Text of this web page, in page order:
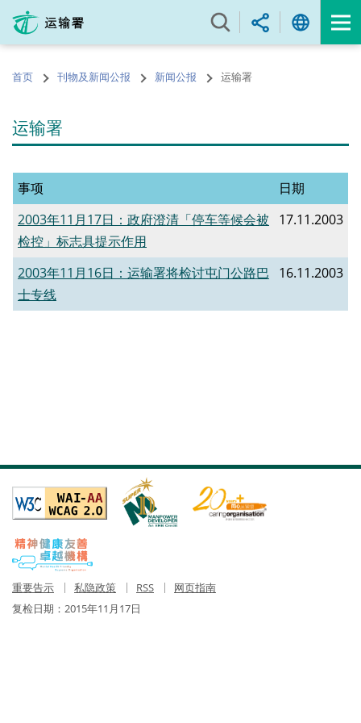
内
的首页 刊物及新闻公报 新闻公报 运输署
运输署
事项
日期
2003年11月17日：政府澄清「停车等候会被
检控」标志具提示作用
17.11.2003
2003年11月16日：运输署将检讨屯门公路巴
士专线
16.11.2003
重要告示 私隐政策 RSS
网页指南
复检日期： 2015年11月17日